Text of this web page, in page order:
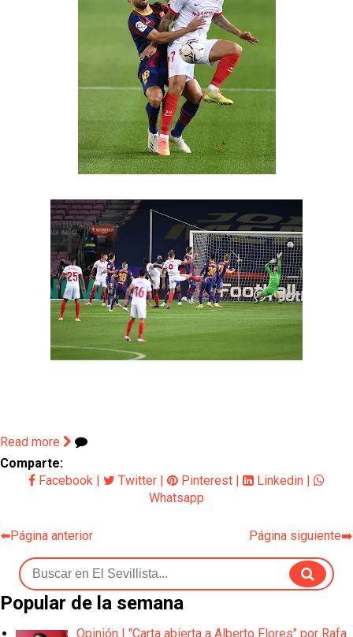
Read more
Comparte:
Facebook
Twitter Pinterest Linkedin
Whatsapp
⬅️Página anterior Página siguiente➡️
Popular de la semana
Opinión | "Carta abierta a Alberto Flores" por Rafa